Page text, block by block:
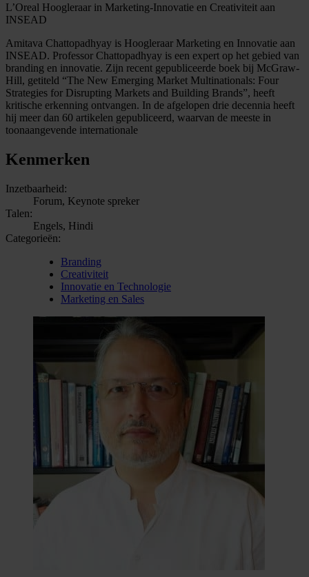
L’Oreal Hoogleraar in Marketing-Innovatie en Creativiteit aan
INSEAD
Amitava Chattopadhyay is Hoogleraar Marketing en Innovatie aan
INSEAD. Professor Chattopadhyay is een expert op het gebied van
branding en innovatie. Zijn recent gepubliceerde boek bij McGraw-
Hill, getiteld “The New Emerging Market Multinationals: Four
Strategies for Disrupting Markets and Building Brands”, heeft
kritische erkenning ontvangen. In de afgelopen drie decennia heeft
hij meer dan 60 artikelen gepubliceerd, waarvan de meeste in
toonaangevende internationale
Kenmerken
Inzetbaarheid:
Forum, Keynote spreker
Talen:
Engels, Hindi
Categorieën:
Branding
Creativiteit
Innovatie en Technologie
Marketing en Sales